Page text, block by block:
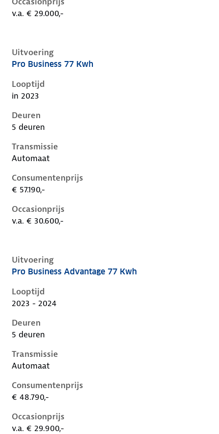
v.a. € 29.000,-
Uitvoering
Volkswagen ID.5 i, 77 kwh, 150 kW, Elektrisch, 5
Pro Business 77 Kwh
Looptijd
in 2023
Deuren
5 deuren
Transmissie
Automaat
Consumentenprijs
€ 57.190,-
Occasionprijs
v.a. € 30.600,-
Uitvoering
Volkswagen ID.5 i, 77 kwh, 150 kW, Elektrisch, 5
Pro Business Advantage 77 Kwh
Looptijd
2023 - 2024
Deuren
5 deuren
Transmissie
Automaat
Consumentenprijs
€ 48.790,-
Occasionprijs
v.a. € 29.900,-